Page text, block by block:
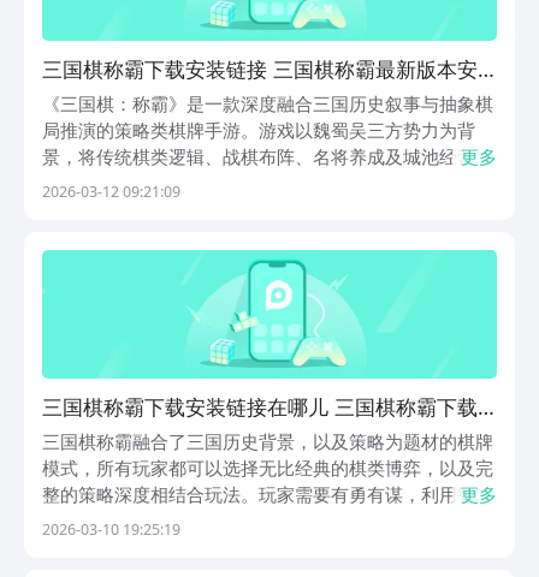
三国棋称霸下载安装链接 三国棋称霸最新版本安
装包推荐
《三国棋：称霸》是一款深度融合三国历史叙事与抽象棋
局推演的策略类棋牌手游。游戏以魏蜀吴三方势力为背
景，将传统棋类逻辑、战棋布阵、名将养成及城池经营四
大维度有机整合，构建出兼具深度与易上手性的新型策略
一
更多
2026-03-12 09:21:09
三国棋称霸下载安装链接在哪儿 三国棋称霸下载
推荐
三国棋称霸融合了三国历史背景，以及策略为题材的棋牌
模式，所有玩家都可以选择无比经典的棋类博弈，以及完
整的策略深度相结合玩法。玩家需要有勇有谋，利用智慧
去挑战，三国棋称霸下载地址在哪儿？众多玩家都想要参
更多
2026-03-10 19:25:19